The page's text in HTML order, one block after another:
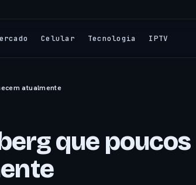
Celular Tecnologia IPTV
atualmente
que poucos